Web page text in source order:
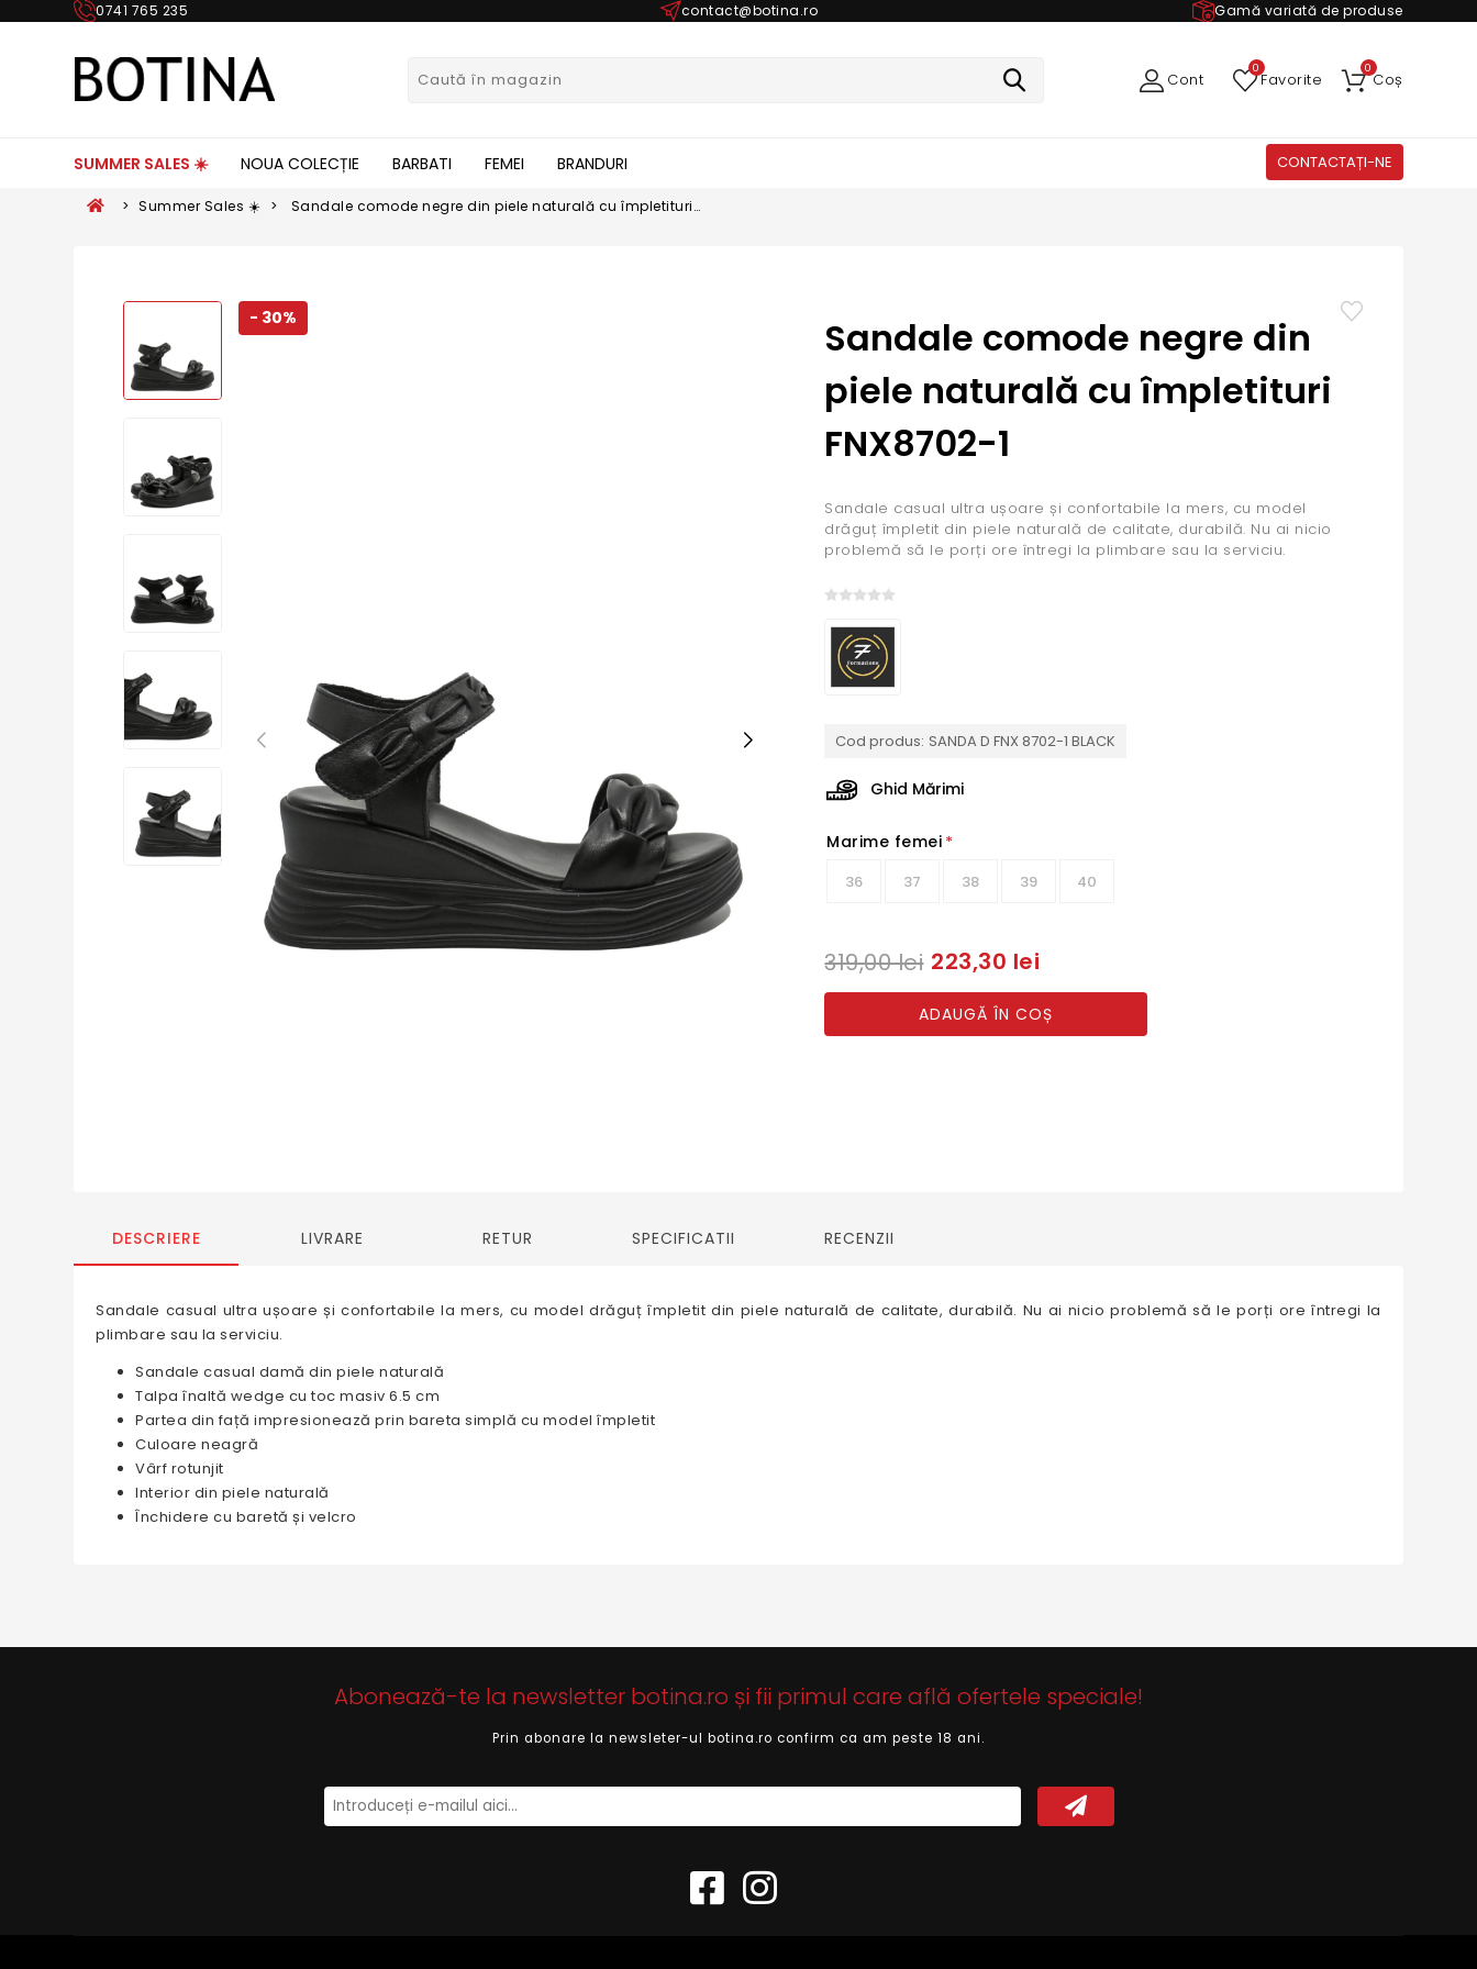
0741 765 235 contact@botina.ro Gamă variată de produse
Cont Favorite
0
Coș
0
SUMMER SALES ☀️ NOUA COLECȚIE BARBATI FEMEI BRANDURI CONTACTAȚI-NE
> Summer Sales ☀️ >
Sandale comode negre din piele naturală cu împletituri
- 30%
Sandale comode negre din
piele naturală cu împletituri
FNX8702-1
Sandale casual ultra ușoare și confortabile la mers, cu model
drăguț împletit din piele naturală de calitate, durabilă. Nu ai nicio
problemă să le porți ore întregi la plimbare sau la serviciu.
Cod produs: SANDA D FNX 8702-1 BLACK
Ghid Mărimi
Marime femei *
36 37 38 39 40
319,00 lei 223,30 lei
ADAUGĂ ÎN COȘ
DESCRIERE LIVRARE RETUR SPECIFICATII RECENZII
Sandale casual ultra ușoare și confortabile la mers, cu model drăguț împletit din piele naturală de calitate, durabilă. Nu ai nicio problemă să le porți ore întregi la
plimbare sau la serviciu.
Sandale casual damă din piele naturală
Talpa înaltă wedge cu toc masiv 6.5 cm
Partea din față impresionează prin bareta simplă cu model împletit
Culoare neagră
Vârf rotunjit
Interior din piele naturală
Închidere cu baretă și velcro
Abonează-te la newsletter botina.ro și fii primul care află ofertele speciale!
Prin abonare la newsleter-ul botina.ro confirm ca am peste 18 ani.